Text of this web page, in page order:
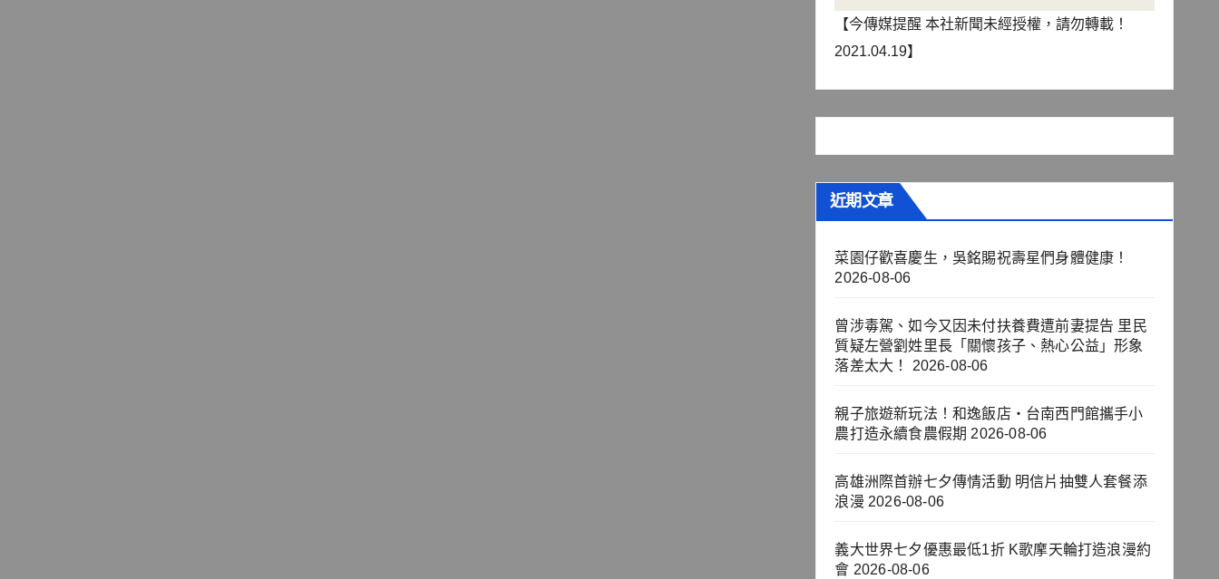
【今傳媒提醒 本社新聞未經授權，請勿轉載！
2021.04.19】
近期文章
菜園仔歡喜慶生，吳銘賜祝壽星們身體健康！
2026-08-06
曾涉毒駕、如今又因未付扶養費遭前妻提告 里民
質疑左營劉姓里長「關懷孩子、熱心公益」形象
落差太大！
2026-08-06
親子旅遊新玩法！和逸飯店‧台南西門館攜手小
農打造永續食農假期 2026-08-06
高雄洲際首辦七夕傳情活動 明信片抽雙人套餐添
浪漫 2026-08-06
義大世界七夕優惠最低1折 K歌摩天輪打造浪漫約
會 2026-08-06